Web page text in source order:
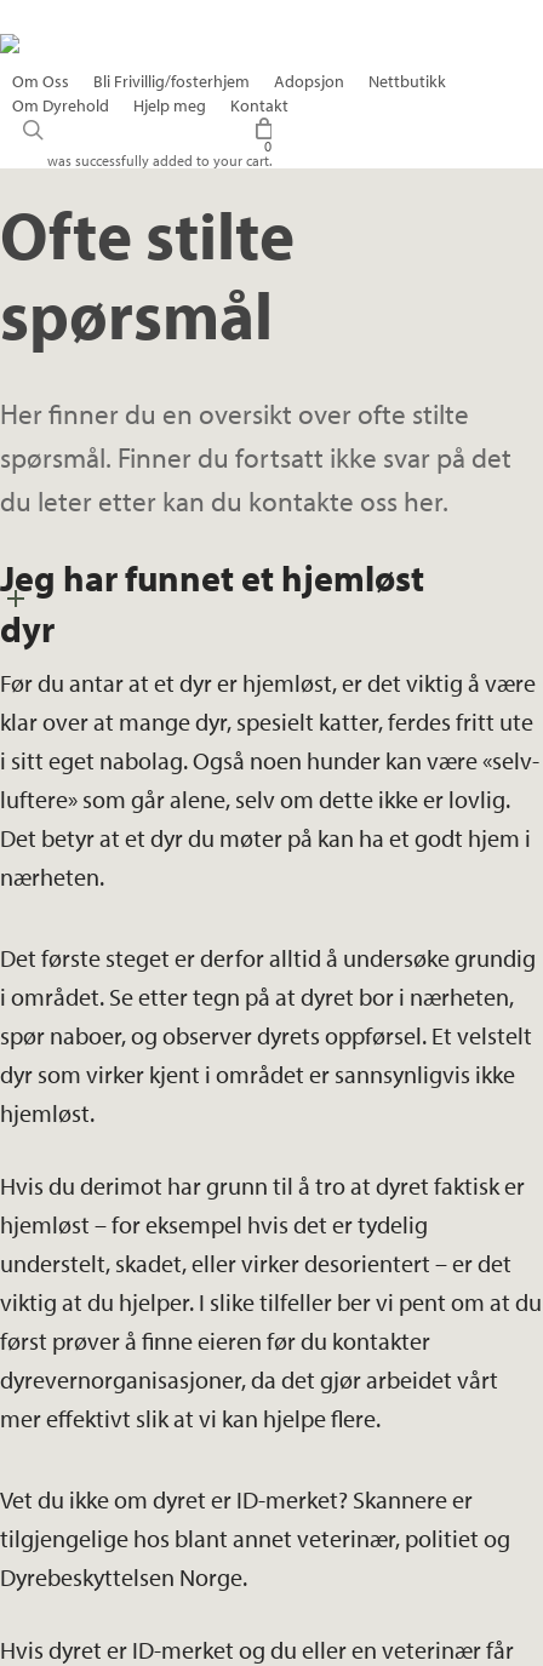
to
main
content
Om Oss Bli Frivillig/fosterhjem Adopsjon
Nettbutikk
Om Dyrehold
Hjelp meg Kontakt
0
was successfully added to your cart.
Ofte stilte
spørsmål
Her finner du en oversikt over ofte stilte
spørsmål. Finner du fortsatt ikke svar på det
du leter etter kan du kontakte oss her.
Jeg har funnet et hjemløst
dyr
Før du antar at et dyr er hjemløst, er det viktig å være
klar over at mange dyr, spesielt katter, ferdes fritt ute
i sitt eget nabolag. Også noen hunder kan være «selv-
luftere» som går alene, selv om dette ikke er lovlig.
Det betyr at et dyr du møter på kan ha et godt hjem i
nærheten.
Det første steget er derfor alltid å undersøke grundig
i området. Se etter tegn på at dyret bor i nærheten,
spør naboer, og observer dyrets oppførsel. Et velstelt
dyr som virker kjent i området er sannsynligvis ikke
hjemløst.
Hvis du derimot har grunn til å tro at dyret faktisk er
hjemløst – for eksempel hvis det er tydelig
understelt, skadet, eller virker desorientert – er det
viktig at du hjelper. I slike tilfeller ber vi pent om at du
først prøver å finne eieren før du kontakter
dyrevernorganisasjoner, da det gjør arbeidet vårt
mer effektivt slik at vi kan hjelpe flere.
Vet du ikke om dyret er ID-merket? Skannere er
tilgjengelige hos blant annet veterinær, politiet og
Dyrebeskyttelsen Norge.
Hvis dyret er ID-merket og du eller en veterinær får